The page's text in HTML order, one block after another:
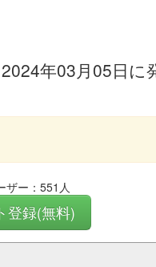
年03月05日
ザー：551人
登録(無料)